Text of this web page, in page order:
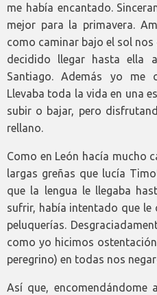
me había encantado.
mejor para la primavera.
como caminar bajo el sol
decidido llegar hasta ella
Santiago. Además yo me
Llevaba toda la vida en una
subir o bajar, pero
rellano.
Como en León hacía mucho
largas greñas que lucía
que la lengua le llegaba
sufrir, había intentado que le
peluquerías.
como yo hicimos
peregrino) en todas nos
Así que, encomendándome